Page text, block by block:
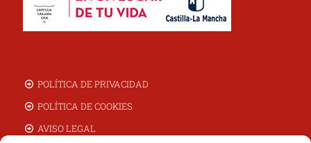
POLÍTICA DE PRIVACIDAD
POLÍTICA DE COOKIES
AVISO LEGAL